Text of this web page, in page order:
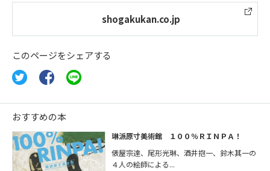
shogakukan.co.jp
このページをシェアする
おすすめの本
琳派原寸美術館 １００％ＲＩＮＰＡ！
俵屋宗達、尾形光琳、酒井抱一、鈴木其一の
４人の絵師による...